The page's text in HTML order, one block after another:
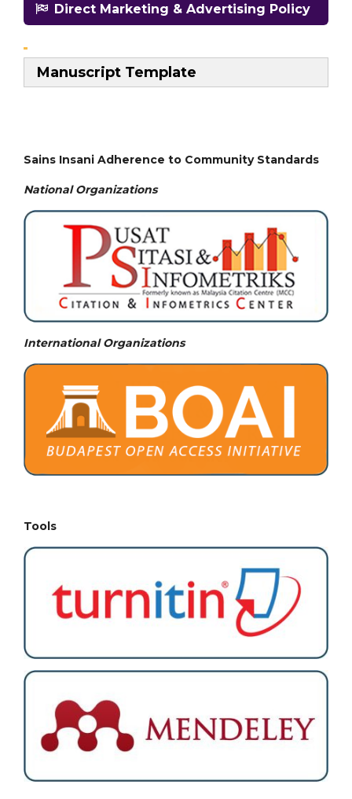
Direct Marketing & Advertising Policy
Manuscript Template
Sains Insani Adherence to Community Standards
National Organizations
International Organizations
Tools